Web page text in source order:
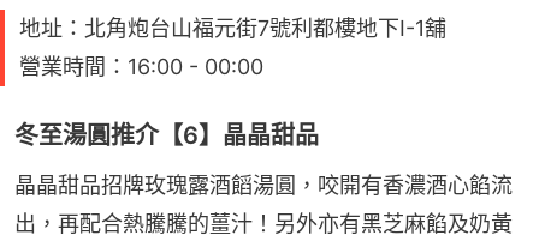
地址：北角炮台山福元街7號利都樓地下I-1舖
營業時間：16:00 - 00:00
冬至湯圓推介【6】晶晶甜品
晶晶甜品招牌玫瑰露酒饀湯圓，咬開有香濃酒心餡流
出，再配合熱騰騰的薑汁！另外亦有黑芝麻餡及奶黃